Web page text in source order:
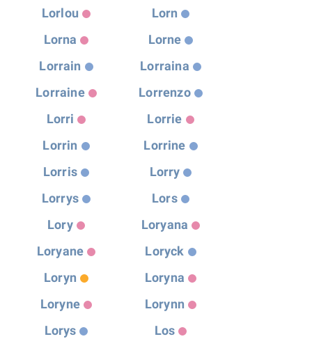
Lorlou
Lorn
Lorna
Lorne
Lorrain
Lorraina
Lorraine
Lorrenzo
Lorri
Lorrie
Lorrin
Lorrine
Lorris
Lorry
Lorrys
Lors
Lory
Loryana
Loryane
Loryck
Loryn
Loryna
Loryne
Lorynn
Lorys
Los